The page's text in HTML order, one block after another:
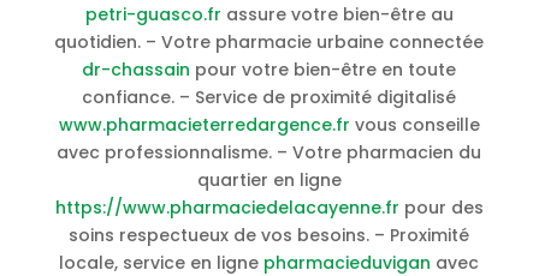
petri-guasco.fr assure votre bien-être au
quotidien. – Votre pharmacie urbaine connectée
dr-chassain pour votre bien-être en toute
confiance. – Service de proximité digitalisé
www.pharmacieterredargence.fr vous conseille
avec professionnalisme. – Votre pharmacien du
quartier en ligne
https://www.pharmaciedelacayenne.fr pour des
soins respectueux de vos besoins. – Proximité
locale, service en ligne pharmacieduvigan avec